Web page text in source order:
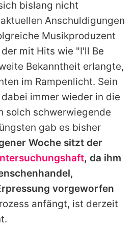
bislang nicht
Anschuldigungen
Musikproduzent
mit Hits wie "I'll Be
Bekanntheit erlangte,
im Rampenlicht. Sein
immer wieder in die
solch schwerwiegende
gab es bisher
Woche sitzt der
, da ihm
vorgeworfen
anfängt, ist derzeit